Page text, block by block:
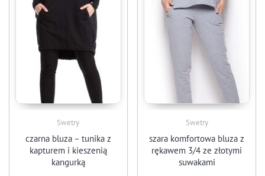
Swetry
czarna bluza – tunika z
kapturem i kieszenią
kangurką
Swetry
szara komfortowa bluza z
rękawem 3/4 ze złotymi
suwakami